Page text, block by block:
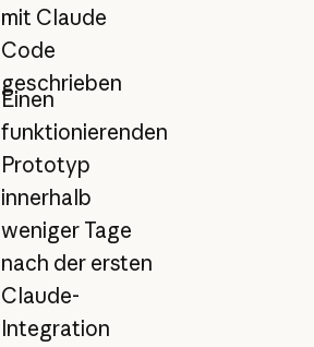
mit Claude
Code
geschrieben
Einen
funktionierenden
Prototyp
innerhalb
weniger Tage
nach der ersten
Claude-
Integration